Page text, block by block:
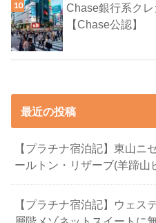
Chase銀行系ク
【Chase公認】
最近の投稿
【プラチナ宿泊記】東山ニ
ールトン・リザーブ(羊蹄山
【プラチナ宿泊記】ウェス